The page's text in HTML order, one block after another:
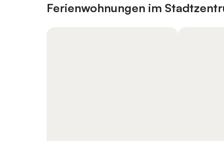
Ferienwohnungen im